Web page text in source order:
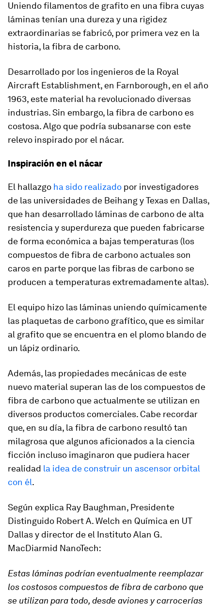
Uniendo filamentos de grafito en una fibra cuyas
láminas tenían una dureza y una rigidez
extraordinarias se fabricó, por primera vez en la
historia, la fibra de carbono.
Desarrollado por los ingenieros de la Royal
Aircraft Establishment, en Farnborough, en el año
1963, este material ha revolucionado diversas
industrias. Sin embargo, la fibra de carbono es
costosa. Algo que podría subsanarse con este
relevo inspirado por el nácar.
Inspiración en el nácar
El hallazgo ha sido realizado por investigadores
de las universidades de Beihang y Texas en Dallas,
que han desarrollado láminas de carbono de alta
resistencia y superdureza que pueden fabricarse
de forma económica a bajas temperaturas (los
compuestos de fibra de carbono actuales son
caros en parte porque las fibras de carbono se
producen a temperaturas extremadamente altas).
El equipo hizo las láminas uniendo químicamente
las plaquetas de carbono grafítico, que es similar
al grafito que se encuentra en el plomo blando de
un lápiz ordinario.
Además, las propiedades mecánicas de este
nuevo material superan las de los compuestos de
fibra de carbono que actualmente se utilizan en
diversos productos comerciales. Cabe recordar
que, en su día, la fibra de carbono resultó tan
milagrosa que algunos aficionados a la ciencia
ficción incluso imaginaron que pudiera hacer
realidad la idea de construir un ascensor orbital
con él.
Según explica Ray Baughman, Presidente
Distinguido Robert A. Welch en Química en UT
Dallas y director de el Instituto Alan G.
MacDiarmid NanoTech:
Estas láminas podrían eventualmente reemplazar
los costosos compuestos de fibra de carbono que
se utilizan para todo, desde aviones y carrocerías